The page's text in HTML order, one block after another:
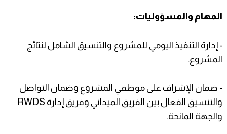
المهام والمسؤوليات:
- إدارة التنفيذ اليومي للمشروع والتنسيق الشامل لنتائج
المشروع.
- ضمان الإشراف على موظفي المشروع وضمان التواصل
والتنسيق الفعال بين الفريق الميداني وفريق إدارة RWDS
والجهة المانحة.